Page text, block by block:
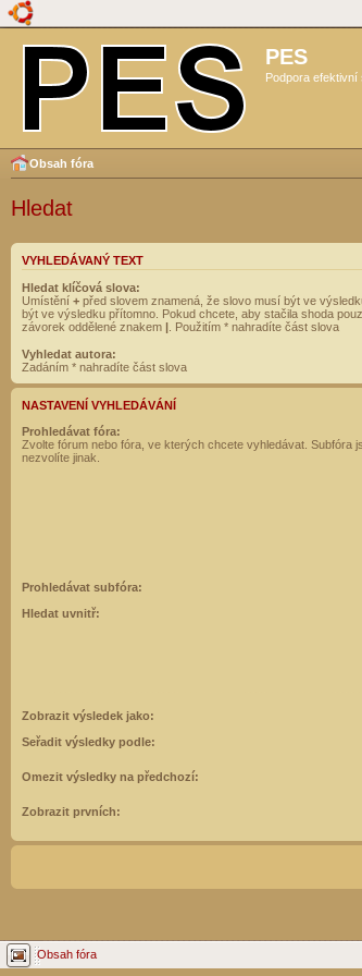
PES
Podpora
Obsah fóra
Hledat
VYHLEDÁVANÝ TEXT
Hledat klíčová slova:
Umístění + před slovem znamená, že slovo musí být ve
být ve výsledku přítomno. Pokud chcete, aby stačila shoda
závorek oddělené znakem | . Použitím * nahradíte část slova
Vyhledat autora:
Zadáním * nahradíte část slova
NASTAVENÍ VYHLEDÁVÁNÍ
Prohledávat fóra:
Zvolte fórum nebo fóra, ve kterých chcete vyhledávat. Subfóra
nezvolíte jinak.
Prohledávat subfóra:
Hledat uvnitř:
Zobrazit výsledek jako:
Seřadit výsledky podle:
Omezit výsledky na předchozí:
Zobrazit prvních:
Obsah fóra